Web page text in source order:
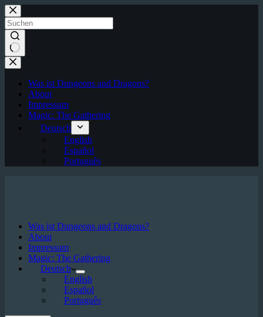
Zum
Inhalt
springen
Keine
Ergebnisse
Was ist Dungeons and Dragons?
About
Impressum
Magic: The Gathering
Deutsch
English
Español
Português
Was ist Dungeons and Dragons?
About
Impressum
Magic: The Gathering
Deutsch
English
Español
Português